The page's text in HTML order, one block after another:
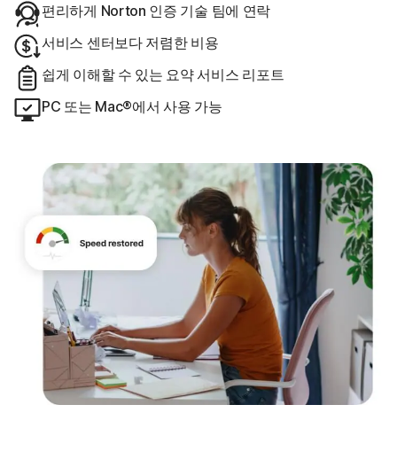
편리하게 Norton 인증 기술 팀에 연락
서비스 센터보다 저렴한 비용
쉽게 이해할 수 있는 요약 서비스 리포트
PC 또는 Mac®에서 사용 가능